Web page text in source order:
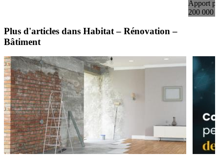
Apport
200 000 €
Plus d'articles dans Habitat – Rénovation –
Bâtiment